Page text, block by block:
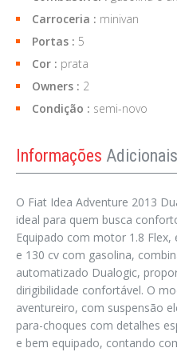
Carroceria : minivan
Portas : 5
Cor : prata
Owners : 2
Condição : semi-novo
Informações Adicionais
O Fiat Idea Adventure 2013
ideal para quem busca
Equipado com motor 1.8
e 130 cv com gasolina,
automatizado Dualogic,
dirigibilidade confortável. O
aventureiro, com suspensão
para-choques com detalhes
e bem equipado, contando